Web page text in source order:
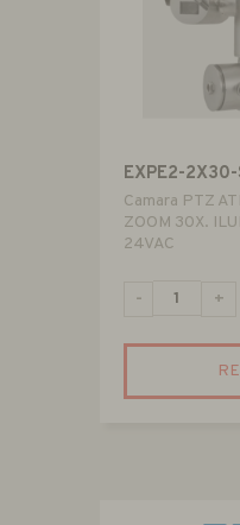
EXPE2-2X30-
Camara PTZ
ZOOM 30X.
24VAC
- +